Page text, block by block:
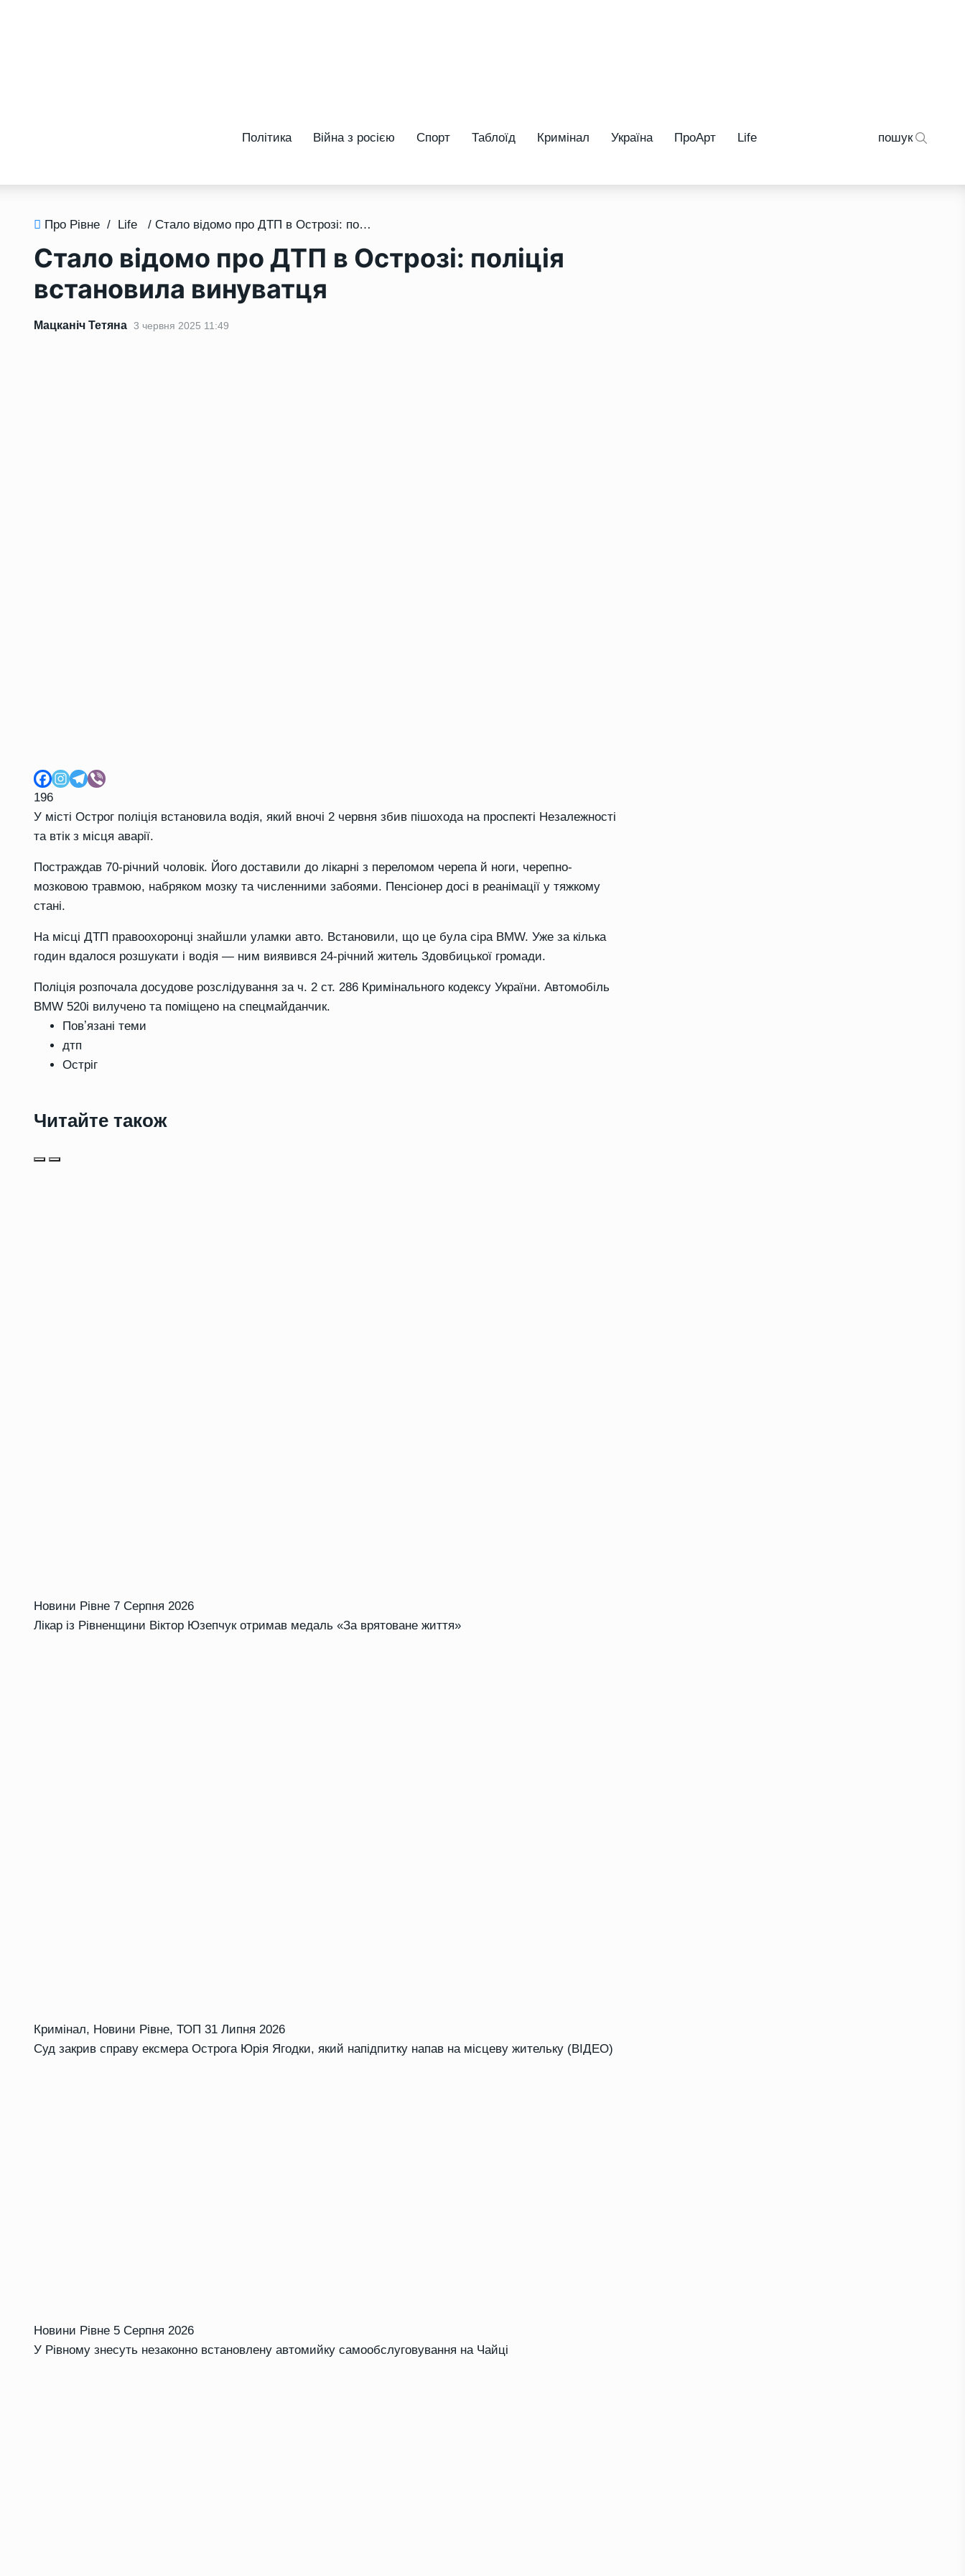
Політика Війна з росією Спорт Таблоїд Кримінал Україна ПроАрт Life пошук
Про Рівне / Life / Стало відомо про ДТП в Острозі: поліція встановила винуватця
Стало відомо про ДТП в Острозі: поліція
встановила винуватця
Мацканіч Тетяна 3 червня 2025 11:49
196
У місті Острог поліція встановила водія, який вночі 2 червня збив пішохода на проспекті Незалежності
та втік з місця аварії.
Постраждав 70-річний чоловік. Його доставили до лікарні з переломом черепа й ноги, черепно-
мозковою травмою, набряком мозку та численними забоями. Пенсіонер досі в реанімації у тяжкому
стані.
На місці ДТП правоохоронці знайшли уламки авто. Встановили, що це була сіра BMW. Уже за кілька
годин вдалося розшукати і водія — ним виявився 24-річний житель Здовбицької громади.
Поліція розпочала досудове розслідування за ч. 2 ст. 286 Кримінального кодексу України. Автомобіль
BMW 520i вилучено та поміщено на спецмайданчик.
Повʼязані теми
дтп
Остріг
Читайте також
Новини Рівне 7 Серпня 2026
Лікар із Рівненщини Віктор Юзепчук отримав медаль «За врятоване життя»
Кримінал, Новини Рівне, ТОП 31 Липня 2026
Суд закрив справу ексмера Острога Юрія Ягодки, який напідпитку напав на місцеву жительку (ВІДЕО)
Новини Рівне 5 Серпня 2026
У Рівному знесуть незаконно встановлену автомийку самообслуговування на Чайці